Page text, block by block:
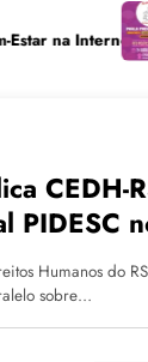
Internet está
CEDH-
PIDESC
Humanos do
sobre…